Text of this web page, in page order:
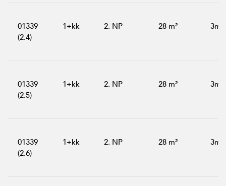
01339
(2.4)
1+kk 2. NP 28 m² 3m²
01339
(2.5)
1+kk 2. NP 28 m² 3m²
01339
(2.6)
1+kk 2. NP 28 m² 3m²